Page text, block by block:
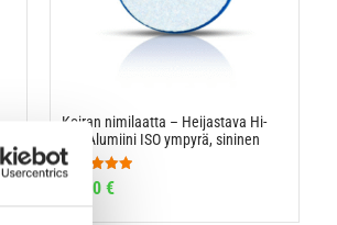
Koiran nimilaatta – Heijastava Hi-
line Alumiini ISO ympyrä, sininen
Arvostelu
tuotteesta:
5.00
15,90 €